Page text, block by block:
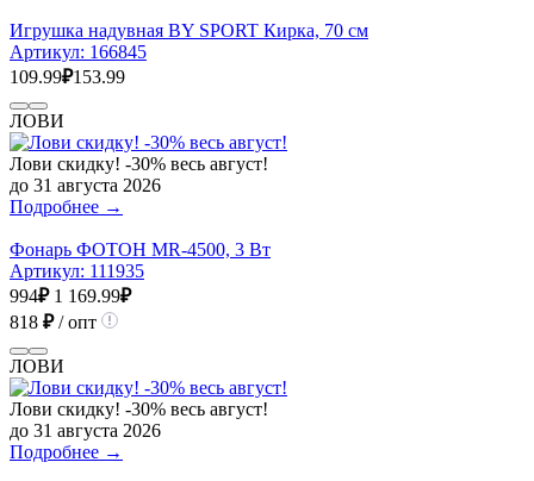
Игрушка надувная BY SPORT Кирка, 70 см
Артикул: 166845
109.99₽153.99
ЛОВИ
Лови скидку! -30% весь август!
до 31 августа 2026
Подробнее →
Фонарь ФОТОН MR-4500, 3 Вт
Артикул: 111935
994₽ 1 169.99₽
818 ₽/ опт
ЛОВИ
Лови скидку! -30% весь август!
до 31 августа 2026
Подробнее →